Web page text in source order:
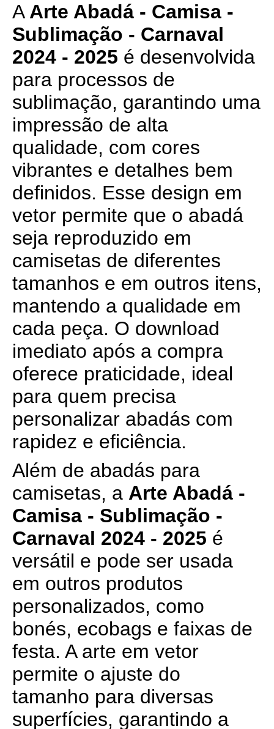
A Arte Abadá - Camisa -
Sublimação - Carnaval
2024 - 2025 é desenvolvida
para processos de
sublimação, garantindo uma
impressão de alta
qualidade, com cores
vibrantes e detalhes bem
definidos. Esse design em
vetor permite que o abadá
seja reproduzido em
camisetas de diferentes
tamanhos e em outros itens,
mantendo a qualidade em
cada peça. O download
imediato após a compra
oferece praticidade, ideal
para quem precisa
personalizar abadás com
rapidez e eficiência.
Além de abadás para
camisetas, a Arte Abadá -
Camisa - Sublimação -
Carnaval 2024 - 2025 é
versátil e pode ser usada
em outros produtos
personalizados, como
bonés, ecobags e faixas de
festa. A arte em vetor
permite o ajuste do
tamanho para diversas
superfícies, garantindo a